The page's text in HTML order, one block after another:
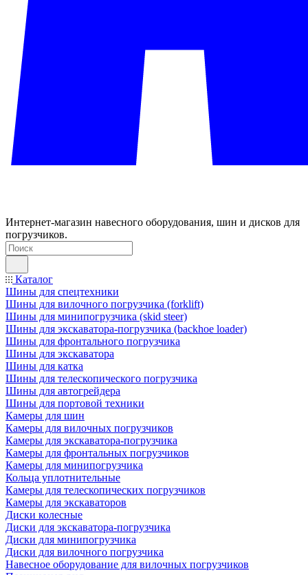
Интернет-магазин навесного оборудования, шин и дисков для
погрузчиков.
Каталог
Шины для спецтехники
Шины для вилочного погрузчика (forklift)
Шины для минипогрузчика (skid steer)
Шины для экскаватора-погрузчика (backhoe loader)
Шины для фронтального погрузчика
Шины для экскаватора
Шины для катка
Шины для телескопического погрузчика
Шины для автогрейдера
Шины для портовой техники
Камеры для шин
Камеры для вилочных погрузчиков
Камеры для экскаватора-погрузчика
Камеры для фронтальных погрузчиков
Камеры для минипогрузчика
Кольца уплотнительные
Камеры для телескопических погрузчиков
Камеры для экскаваторов
Диски колесные
Диски для экскаватора-погрузчика
Диски для минипогрузчика
Диски для вилочного погрузчика
Навесное оборудование для вилочных погрузчиков